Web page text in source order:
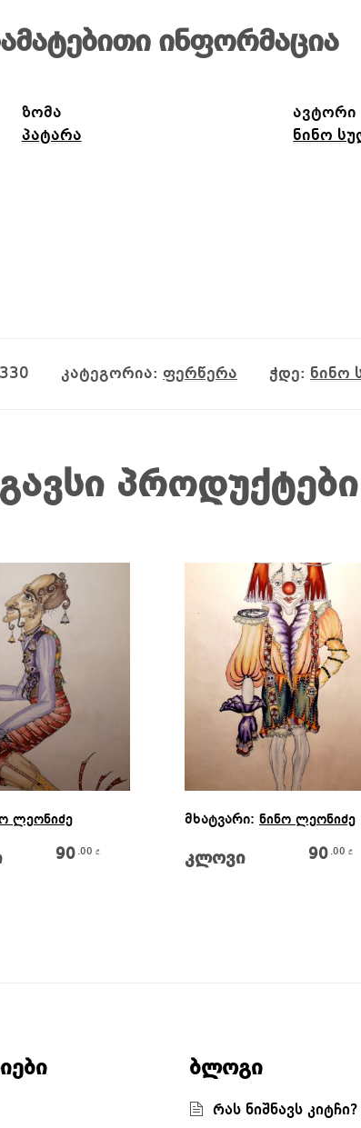
ინფორმაცია
ზომა
პატარა
ავტორი
ნინო
კატეგორია: ფერწერა ჭდე: ნინო
პროდუქტები
ლეონიძე
90 .00 ₾
მხატვარი: ნინო ლეონიძე
კლოვი 90 .00 ₾
ბლოგი
რას ნიშნავს კიტჩი?